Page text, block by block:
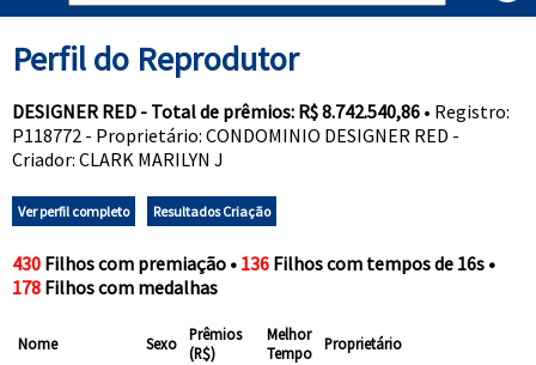
Perfil do Reprodutor
DESIGNER RED - Total de prêmios: R$ 8.742.540,86• Registro:
P118772 - Proprietário: CONDOMINIO DESIGNER RED -
Criador: CLARK MARILYN J
Ver perfil completo Resultados Criação
430Filhos com premiação • 136Filhos com tempos de 16s •
178Filhos com medalhas
Nome Sexo
Prêmios
(R$)
Melhor
Tempo
Proprietário